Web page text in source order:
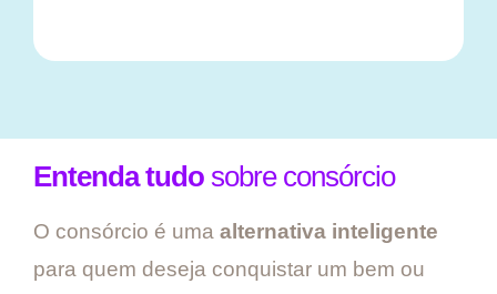
Entenda tudo sobre consórcio
O consórcio é uma alternativa inteligente
para quem deseja conquistar um bem ou